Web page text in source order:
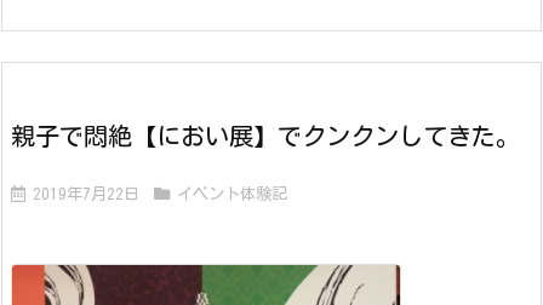
親子で悶絶【におい展】でクンクンしてきた。
2019年7月22日 イベント体験記